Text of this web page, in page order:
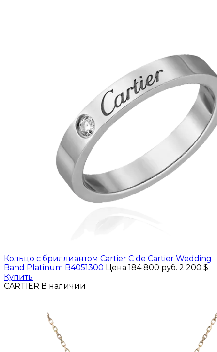
Кольцо с бриллиантом Cartier C de Сartier Wedding
Band Platinum B4051300 Цена 184 800 руб. 2 200 $
Купить
CARTIER В наличии